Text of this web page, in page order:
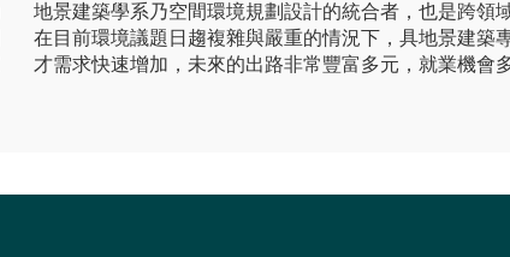
地景建築學系乃空間環境規劃設計的統合者，也是跨領
在目前環境議題日趨複雜與嚴重的情況下，具地景建築
才需求快速增加，未來的出路非常豐富多元，就業機會多